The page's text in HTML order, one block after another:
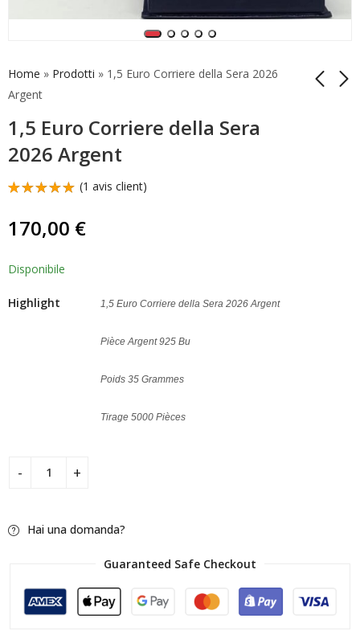
Home » Prodotti » 1,5 Euro Corriere della Sera 2026
Argent
1,5 Euro Corriere della Sera
2026 Argent
2 Euros Pinocchio
2 Euros Reverse Saint
5 basé
client
(1 avis client)
170,00 €
Disponibile
Highlight 1,5 Euro Corriere della Sera 2026 Argent
Pièce Argent 925 Bu
Poids 35 Grammes
Tirage 5000 Pièces
Hai una domanda?
Guaranteed Safe Checkout